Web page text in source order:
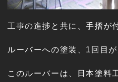
工事の進捗と共に、手摺が
ルーバーへの塗装、1回目が
このルーバーは、日本塗料